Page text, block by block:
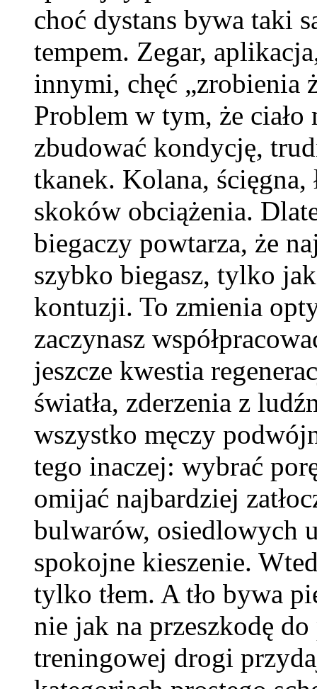
choć dystans bywa taki
tempem. Zegar,
innymi, chęć „zrobienia
Problem w tym, że
zbudować kondycję,
tkanek. Kolana,
skoków obciążenia.
biegaczy powtarza, że
szybko biegasz, tylko
kontuzji. To zmienia
zaczynasz
jeszcze kwestia
światła, zderzenia z
wszystko męczy
tego inaczej: wybrać
omijać najbardziej
bulwarów, osiedlowych
spokojne kieszenie.
tylko tłem. A tło bywa
nie jak na przeszkodę
treningowej drogi